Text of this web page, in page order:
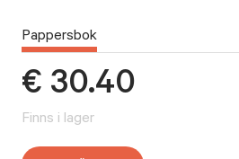
Pappersbok
€ 30.40
Finns i lager